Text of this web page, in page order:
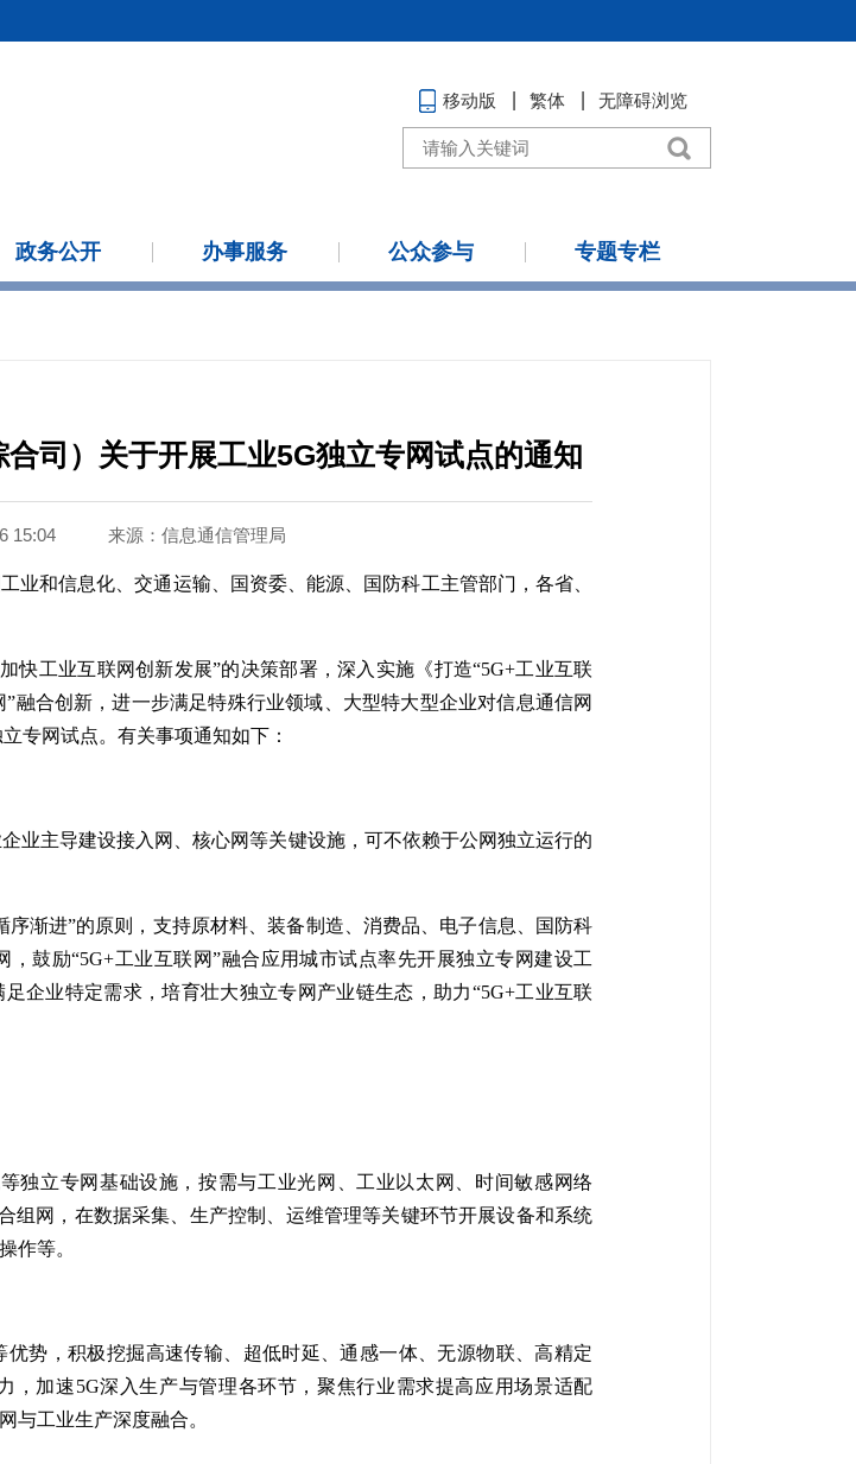
移动版 繁体 无障碍浏览
政务公开 办事服务 公众参与 专题专栏
司）关于开展工业5G独立专网试点的通知
15:04 来源： 信息通信管理局
业和信息化、交通运输、国资委、能源、国防科工主管部门，各省、
快工业互联网创新发展”的决策部署，深入实施《打造“5G+工业互联
融合创新，进一步满足特殊行业领域、大型特大型企业对信息通信网
专网试点。有关事项通知如下：
业主导建设接入网、核心网等关键设施，可不依赖于公网独立运行的
渐进”的原则，支持原材料、装备制造、消费品、电子信息、国防科
鼓励“5G+工业互联网”融合应用城市试点率先开展独立专网建设工
企业特定需求，培育壮大独立专网产业链生态，助力“5G+工业互联
独立专网基础设施，按需与工业光网、工业以太网、时间敏感网络
组网，在数据采集、生产控制、运维管理等关键环节开展设备和系统
作等。
势，积极挖掘高速传输、超低时延、通感一体、无源物联、高精定
，加速5G深入生产与管理各环节，聚焦行业需求提高应用场景适配
与工业生产深度融合。